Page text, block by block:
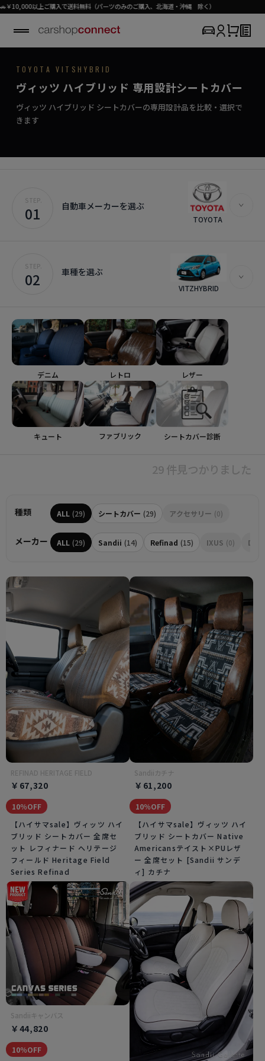
入で送料無料（パーツのみのご購入、北海道・沖縄 除く）
TOYOTA / VITZ HYBRID
SEAT COVER COLLECTION
VITZ HYBRID
専用シートカバー
日常を彩る、さりげないシートカバー。
初めての方はこちら ›
TOYOTA VITSHYBRID
ヴィッツ ハイブリッド 専用設計シートカバー
ヴィッツ ハイブリッド シートカバーの専用設計品を比較・選択で
きます
STEP.
01 自動車メーカーを選ぶ
TOYOTA
STEP.
02 車種を選ぶ
VITZHYBRID
デニム レトロ レザー
キュート ファブリック シートカバー診断
29 件見つかりました
種類 ALL (29) シートカバー (29) アクセサリー (0)
メーカー ALL (29) Sandii (14) Refinad (15) IXUS (0)
REFINAD HERITAGE FIELD
￥67,320
10％OFF
【ハイサマsale】ヴィッツ ハイ
ブリッド シートカバー 全席セ
ット レフィナード ヘリテージ
フィールド Heritage Field
Series Refinad
Sandiiカチナ
￥61,200
10％OFF
【ハイサマsale】ヴィッツ ハイ
ブリッド シートカバー Native
Americansテイスト×PUレザ
ー 全席セット [Sandii サンデ
ィ] カチナ
Sandiiキャンバス
￥44,820
10％OFF